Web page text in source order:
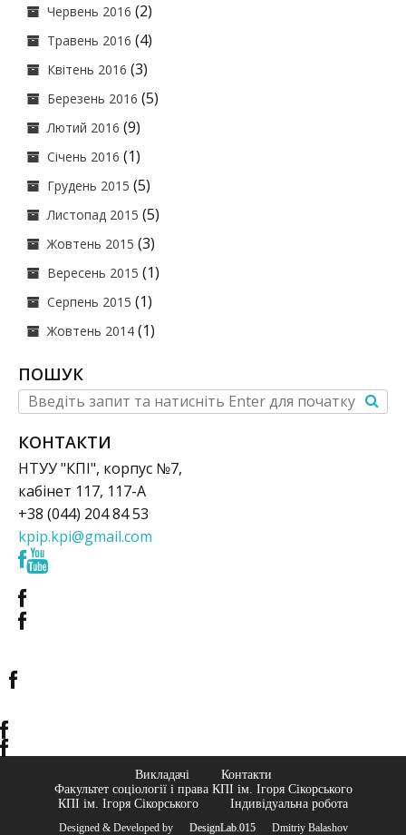
Червень 2016 (2)
Травень 2016 (4)
Квітень 2016 (3)
Березень 2016 (5)
Лютий 2016 (9)
Січень 2016 (1)
Грудень 2015 (5)
Листопад 2015 (5)
Жовтень 2015 (3)
Вересень 2015 (1)
Серпень 2015 (1)
Жовтень 2014 (1)
ПОШУК
КОНТАКТИ
НТУУ "КПІ", корпус №7,
кабінет 117, 117-А
+38 (044) 204 84 53
kpip.kpi@gmail.com
Викладачі
Контакти
Факультет соціології і права КПІ ім. Ігоря Сікорського
КПІ ім. Ігоря Сікорського
Індивідуальна робота
Designed & Developed by © DesignLab.015© Dmitriy Balashov